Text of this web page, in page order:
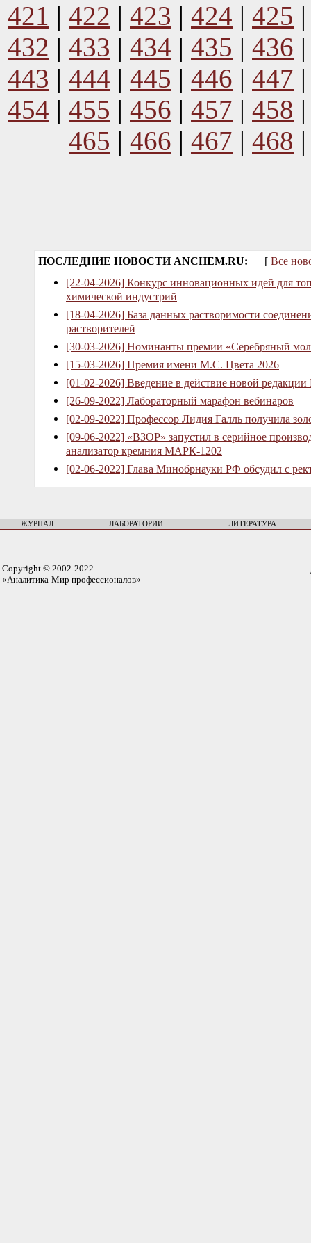
421 | 422 | 423 | 424 | 425
432 | 433 | 434 | 435 | 436
443 | 444 | 445 | 446 | 447
454 | 455 | 456 | 457 | 458
465 | 466 | 467 | 468
ПОСЛЕДНИЕ НОВОСТИ ANCHEM.RU: [ Все
[22-04-2026] Конкурс инновационных идей для
химической индустрий
[18-04-2026] База данных растворимости
растворителей
[30-03-2026] Номинанты премии «Серебряный
[15-03-2026] Премия имени М.С. Цвета 2026
[01-02-2026] Введение в действие новой
[26-09-2022] Лабораторный марафон вебинаров
[02-09-2022] Профессор Лидия Галль получила
[09-06-2022] «ВЗОР» запустил в серийное
анализатор кремния МАРК-1202
[02-06-2022] Глава Минобрнауки РФ обсудил с
ЖУРНАЛ ЛАБОРАТОРИИ ЛИТЕРАТУРА
Copyright © 2002-2022
«Аналитика-Мир профессионалов»